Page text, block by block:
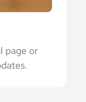
page or